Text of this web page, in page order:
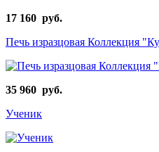
17 160 руб.
Печь изразцовая Коллекция
35 960 руб.
Ученик